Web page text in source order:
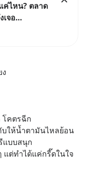
ไหน? ตลาด
จอ
าที่คิด และ
ษฐกิจไทย
โคตรฉีก
บให้น้ำตามันไหลย้อน
แบบสนุก
แต่ทำได้แค่กรี๊ดในใจ